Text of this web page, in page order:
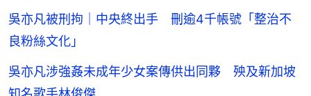
吳亦凡被刑拘｜中央終出手 刪逾4千帳號「整治不
良粉絲文化」
吳亦凡涉強姦未成年少女案傳供出同夥 殃及新加坡